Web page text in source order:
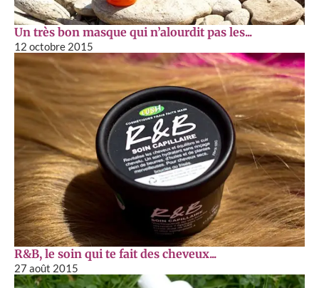
Un très bon masque qui n’alourdit pas les...
12 octobre 2015
R&B, le soin qui te fait des cheveux...
27 août 2015